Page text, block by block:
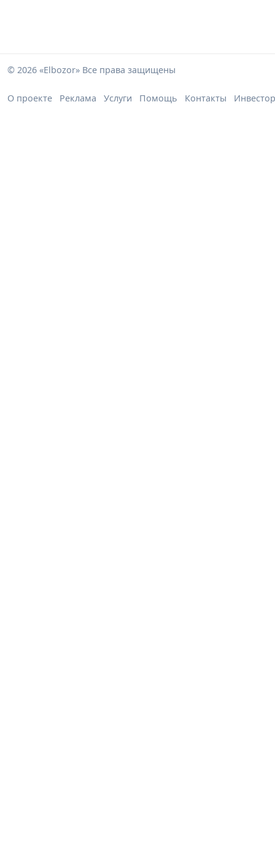
© 2026 «Elbozor» Все права защищены
О проекте Реклама Услуги Помощь Контакты